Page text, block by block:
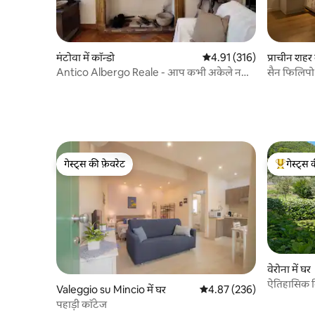
मंटोवा में कॉन्डो औसत रेटिंग 5 में से 4.91, 316
4.91 (316)
Antico Albergo Reale - आप कभी अकेले नहीं
प्राचीन
सैन फिलिपो
गेस्ट्स की फ़ेवरेट
गेस्ट्स की फ़ेवरेट
Valeggio su Mincio में घर औसत रेटिंग 5 में से 4.87, 236
4.87 (236)
पहाड़ी कॉटेज
गेस्ट्स का
गेस्ट्स
वेरोना में घर
ऐतिहासिक